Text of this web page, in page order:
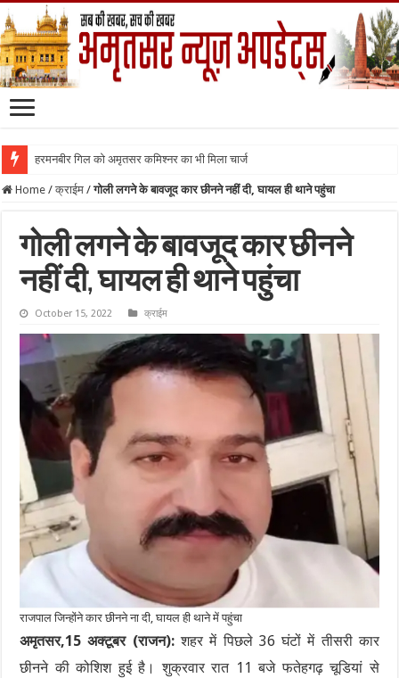
हरमनबीर गिल को अमृतसर कमिश्नर का भी मिला चार्ज
Home / क्राईम / गोली लगने के बावजूद कार छीनने नहीं दी, घायल ही थाने पहुंचा
गोली लगने के बावजूद कार छीनने
नहीं दी, घायल ही थाने पहुंचा
October 15, 2022 क्राईम
राजपाल जिन्होंने कार छीनने ना दी, घायल ही थाने में पहुंचा
अमृतसर,15 अक्टूबर (राजन):शहर में पिछले 36 घंटों में तीसरी कार
छीनने की कोशिश हुई है। शुक्रवार रात 11 बजे फतेहगढ़ चूडियां से